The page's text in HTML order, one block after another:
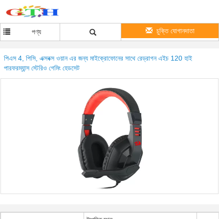
পণ্য চুক্তি যোগানদাতা
পিএস 4, পিসি, এক্সবক্স ওয়ান এর জন্য মাইক্রোফোনের সাথে রেড্রাগন এইচ 120 হাই
পারফরম্যান্স স্টেরিও গেমিং হেডসেট